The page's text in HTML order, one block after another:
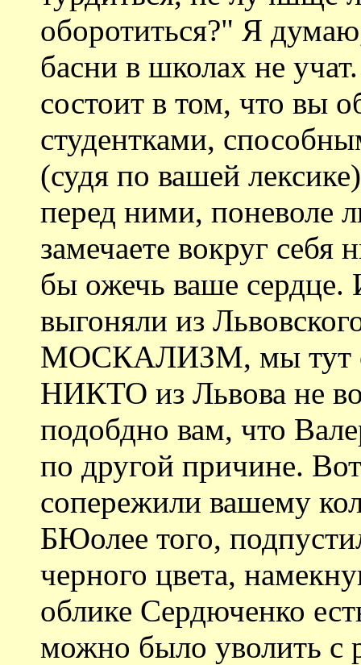
оборотиться?" Я
басни в школах не
состоит в том, что вы
студентками,
(судя по вашей
перед ними, поневоле
замечаете вокруг себя
бы ожечь ваше сердце.
выгоняли из
МОСКАЛИЗМ, мы тут
НИКТО из Львова не
подобдно вам, что
по другой причине.
сопережили вашему
БЮолее того,
черного цвета,
облике Сердюченко
можно было уволить с